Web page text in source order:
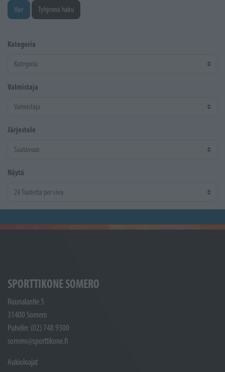
Hae Tyhjennä haku
Kategoria
Valmistaja
Järjestele
Näytä
SPORTTIKONE SOMERO
Ruunalantie 5
31400 Somero
Puhelin: (02) 748 9300
somero@sporttikone.fi
Aukioloajat